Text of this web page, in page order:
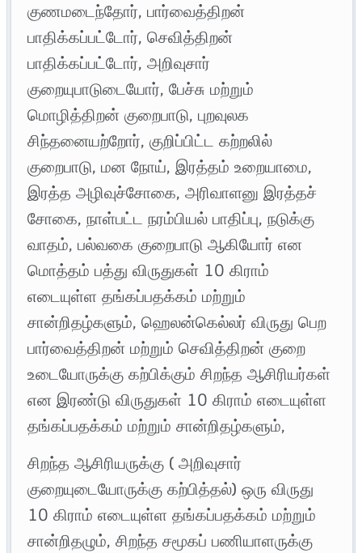
குணமடைந்தோர், பார்வைத்திறன்
பாதிக்கப்பட்டோர், செவித்திறன்
பாதிக்கப்பட்டோர், அறிவுசார்
குறையுபாடுடையோர், பேச்சு மற்றும்
மொழித்திறன் குறைபாடு, புறவுலக
சிந்தனையற்றோர், குறிப்பிட்ட கற்றலில்
குறைபாடு, மன நோய், இரத்தம் உறையாமை,
இரத்த அழிவுச்சோகை, அரிவாளனு இரத்தச்
சோகை, நாள்பட்ட நரம்பியல் பாதிப்பு, நடுக்கு
வாதம், பல்வகை குறைபாடு ஆகியோர் என
மொத்தம் பத்து விருதுகள் 10 கிராம்
எடையுள்ள தங்கப்பதக்கம் மற்றும்
சான்றிதழ்களும், ஹெலன்கெல்லர் விருது பெற
பார்வைத்திறன் மற்றும் செவித்திறன் குறை
உடையோருக்கு கற்பிக்கும் சிறந்த ஆசிரியர்கள்
என இரண்டு விருதுகள் 10 கிராம் எடையுள்ள
தங்கப்பதக்கம் மற்றும் சான்றிதழ்களும்,
சிறந்த ஆசிரியருக்கு ( அறிவுசார்
குறையுடையோருக்கு கற்பித்தல்) ஒரு விருது
10 கிராம் எடையுள்ள தங்கப்பதக்கம் மற்றும்
சான்றிதழும், சிறந்த சமூகப் பணியாளருக்கு